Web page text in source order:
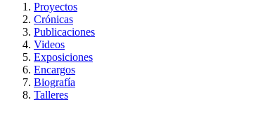
Proyectos
Crónicas
Publicaciones
Videos
Exposiciones
Encargos
Biografía
Talleres